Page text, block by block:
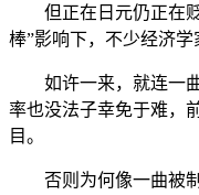
但正在日元仍正在贬
棒”影响下，不少经济学
如许一来，就连一曲
率也没法子幸免于难，
目。
否则为何像一曲被制